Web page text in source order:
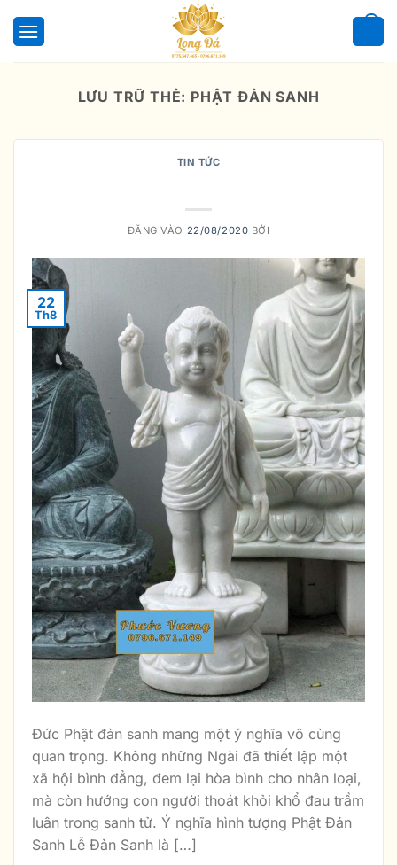
qua
LƯU TRỮ THẺ: PHẬT ĐẢN SANH
TIN TỨC
ĐĂNG VÀO 22/08/2020 BỞI
22
Th8
Đức Phật đản sanh mang một ý nghĩa vô cùng
quan trọng. Không những Ngài đã thiết lập một
xã hội bình đẳng, đem lại hòa bình cho nhân loại,
mà còn hướng con người thoát khỏi khổ đau trầm
luân trong sanh tử. Ý nghĩa hình tượng Phật Đản
Sanh Lễ Đản Sanh là […]